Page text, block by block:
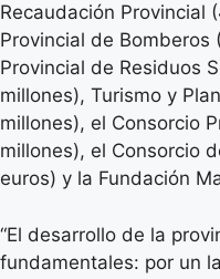
Recaudación Provincial
Provincial de Bomberos
Provincial de Residuos
millones), Turismo y
millones), el Consorcio
millones), el Consorcio
euros) y la Fundación
“El desarrollo de la
fundamentales: por un